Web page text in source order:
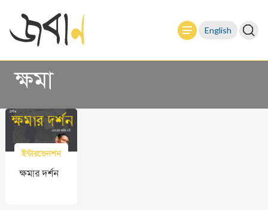
English
ক্ষমা
ইন্টারভেনশন
ক্ষমার দর্শন